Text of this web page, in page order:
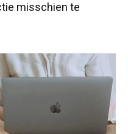
misschien te